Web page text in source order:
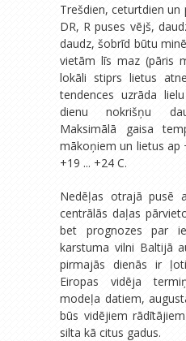
Trešdien, ceturtdien
DR, R puses vējš,
daudz, šobrīd būtu
vietām līs maz (pāris
lokāli stiprs lietus
tendences uzrāda
dienu nokrišņu
Maksimālā gaisa
mākoņiem un lietus ap
+19 ... +24 C.
Nedēļas otrajā pusē
centrālās daļas
bet prognozes par
karstuma vilni Baltijā
pirmajās dienās ir
Eiropas vidēja
modeļa datiem,
būs vidējiem
silta kā citus gadus.